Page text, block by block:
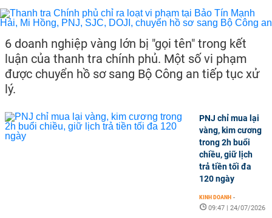
6 doanh nghiệp vàng lớn bị "gọi tên" trong kết
luận của thanh tra chính phủ. Một số vi phạm
được chuyển hồ sơ sang Bộ Công an tiếp tục xử
lý.
PNJ chỉ mua lại
vàng, kim cương
trong 2h buổi
chiều, giữ lịch
trả tiền tối đa
120 ngày
KINH DOANH -
09:47 | 24/07/2026